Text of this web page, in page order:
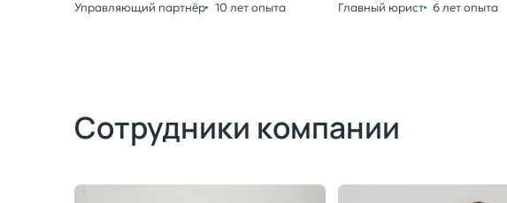
Управляющий партнёр
10 лет опыта
Главный юрист
6 лет опыта
Сотрудники компании